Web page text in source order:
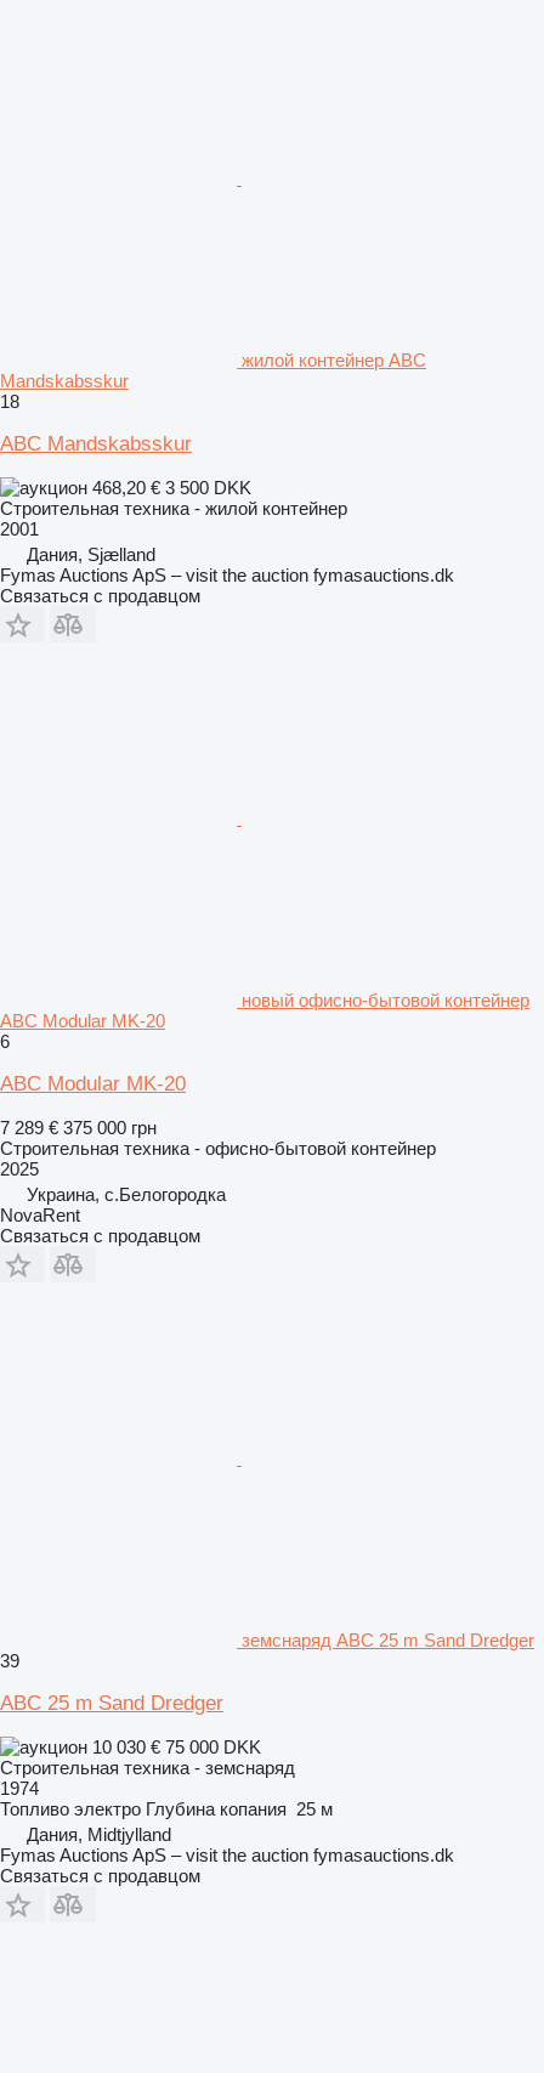
жилой контейнер ABC
Mandskabsskur
18
ABC Mandskabsskur
468,20 € 3 500 DKK
Строительная техника - жилой контейнер
2001
Дания, Sjælland
Fymas Auctions ApS – visit the auction fymasauctions.dk
Связаться с продавцом
новый офисно-бытовой контейнер
ABC Modular MK-20
6
ABC Modular MK-20
7 289 € 375 000 грн
Строительная техника - офисно-бытовой контейнер
2025
Украина, с.Белогородка
NovaRent
Связаться с продавцом
земснаряд ABC 25 m Sand Dredger
39
ABC 25 m Sand Dredger
10 030 € 75 000 DKK
Строительная техника - земснаряд
1974
Топливо электро Глубина копания 25 м
Дания, Midtjylland
Fymas Auctions ApS – visit the auction fymasauctions.dk
Связаться с продавцом